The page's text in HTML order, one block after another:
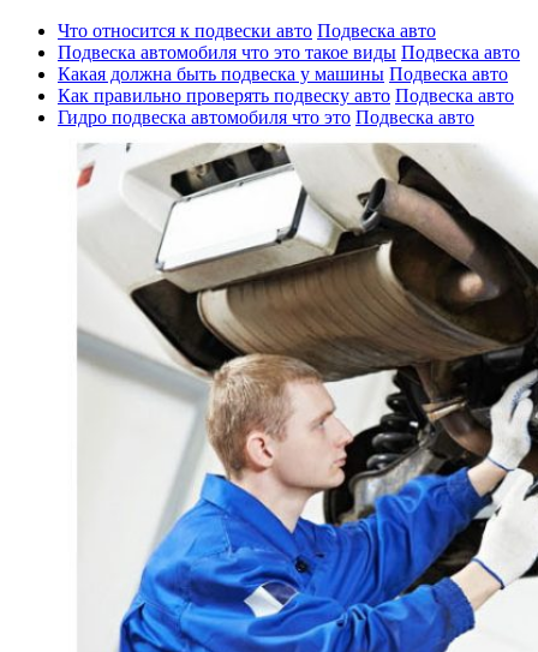
Что относится к подвески авто Подвеска авто
Подвеска автомобиля что это такое виды Подвеска авто
Какая должна быть подвеска у машины Подвеска авто
Как правильно проверять подвеску авто Подвеска авто
Гидро подвеска автомобиля что это Подвеска авто